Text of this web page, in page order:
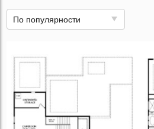
По популярности